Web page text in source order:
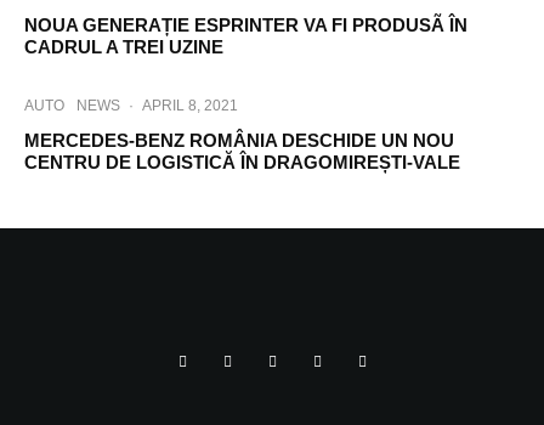
NOUA GENERAȚIE ESPRINTER VA FI PRODUSÃ ÎN
CADRUL A TREI UZINE
AUTO NEWS · APRIL 8, 2021
MERCEDES-BENZ ROMÂNIA DESCHIDE UN NOU
CENTRU DE LOGISTICĂ ÎN DRAGOMIREȘTI-VALE